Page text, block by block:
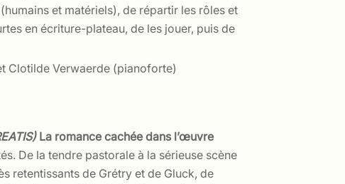
et matériels), de répartir les rôles et
en écriture-plateau, de les jouer, puis de
Clotilde Verwaerde (pianoforte)
La romance cachée dans l’œuvre
De la tendre pastorale à la sérieuse scène
retentissants de Grétry et de Gluck, de